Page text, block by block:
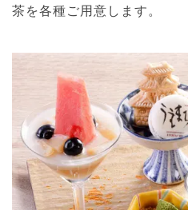
茶を各種ご用意します。